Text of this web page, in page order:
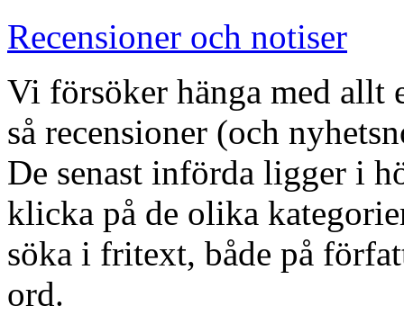
Recensioner och notiser
Vi försöker hänga med allt
så recensioner (och
De senast införda ligger i
klicka på de olika
söka i fritext, både på
ord.